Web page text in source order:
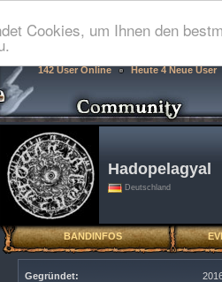
Cookies, um Ihnen den
142 User Online Heute 4 Neue User
Hadopelagyal
Deutschland
BANDINFOS
Gegründet: